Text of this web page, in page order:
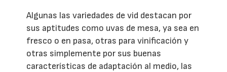
Algunas las variedades de vid destacan por
sus aptitudes como uvas de mesa, ya sea en
fresco o en pasa, otras para vinificación y
otras simplemente por sus buenas
características de adaptación al medio, las